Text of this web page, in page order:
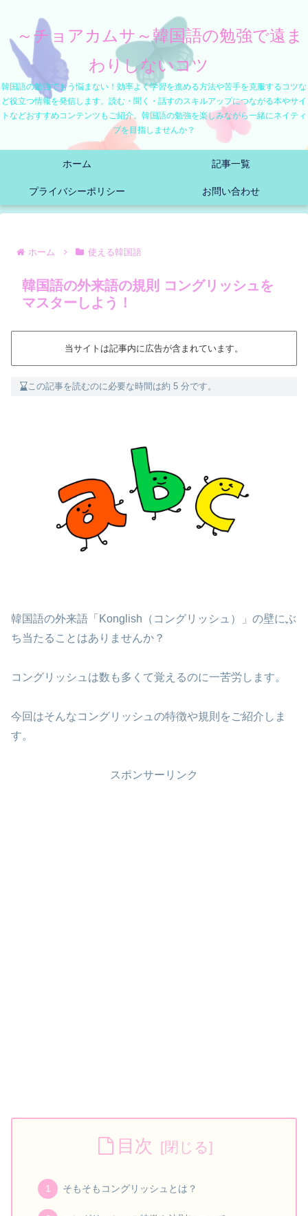
～チョアカムサ～韓国語の勉強で遠ま
わりしないコツ
韓国語の勉強でもう悩まない！効率よく学習を進める方法や苦手を克服するコツな
ど役立つ情報を発信します。読む・聞く・話すのスキルアップにつながる本やサイ
トなどおすすめコンテンツもご紹介。韓国語の勉強を楽しみながら一緒にネイティ
ブを目指しませんか？
ホーム 記事一覧
プライバシーポリシー お問い合わせ
ホーム 使える韓国語
韓国語の外来語の規則 コングリッシュを
マスターしよう！
当サイトは記事内に広告が含まれています。
この記事を読むのに必要な時間は約 5 分です。
韓国語の外来語「Konglish（コングリッシュ）」の壁にぶ
ち当たることはありませんか？
コングリッシュは数も多くて覚えるのに一苦労します。
今回はそんなコングリッシュの特徴や規則をご紹介しま
す。
スポンサーリンク
目次
そもそもコングリッシュとは？